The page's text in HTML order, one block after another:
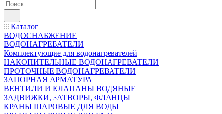
Каталог
ВОДОСНАБЖЕНИЕ
ВОДОНАГРЕВАТЕЛИ
Комплектующие для водонагревателей
НАКОПИТЕЛЬНЫЕ ВОДОНАГРЕВАТЕЛИ
ПРОТОЧНЫЕ ВОДОНАГРЕВАТЕЛИ
ЗАПОРНАЯ АРМАТУРА
ВЕНТИЛИ И КЛАПАНЫ ВОДЯНЫЕ
ЗАДВИЖКИ, ЗАТВОРЫ, ФЛАНЦЫ
КРАНЫ ШАРОВЫЕ ДЛЯ ВОДЫ